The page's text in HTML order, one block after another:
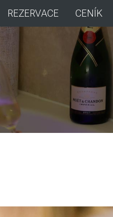
REZERVACE CENÍK